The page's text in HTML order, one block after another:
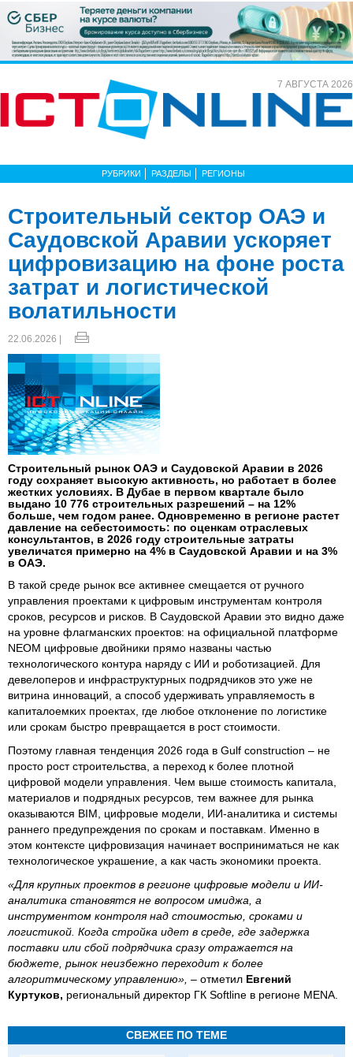
7 АВГУСТА 2026
РУБРИКИ РАЗДЕЛЫ РЕГИОНЫ
Строительный сектор ОАЭ и
Саудовской Аравии ускоряет
цифровизацию на фоне роста
затрат и логистической
волатильности
22.06.2026 |
Строительный рынок ОАЭ и Саудовской Аравии в 2026
году сохраняет высокую активность, но работает в более
жестких условиях. В Дубае в первом квартале было
выдано 10 776 строительных разрешений – на 12%
больше, чем годом ранее. Одновременно в регионе растет
давление на себестоимость: по оценкам отраслевых
консультантов, в 2026 году строительные затраты
увеличатся примерно на 4% в Саудовской Аравии и на 3%
в ОАЭ.
В такой среде рынок все активнее смещается от ручного
управления проектами к цифровым инструментам контроля
сроков, ресурсов и рисков. В Саудовской Аравии это видно даже
на уровне флагманских проектов: на официальной платформе
NEOM цифровые двойники прямо названы частью
технологического контура наряду с ИИ и роботизацией. Для
девелоперов и инфраструктурных подрядчиков это уже не
витрина инноваций, а способ удерживать управляемость в
капиталоемких проектах, где любое отклонение по логистике
или срокам быстро превращается в рост стоимости.
Поэтому главная тенденция 2026 года в Gulf construction – не
просто рост строительства, а переход к более плотной
цифровой модели управления. Чем выше стоимость капитала,
материалов и подрядных ресурсов, тем важнее для рынка
оказываются BIM, цифровые модели, ИИ-аналитика и системы
раннего предупреждения по срокам и поставкам. Именно в
этом контексте цифровизация начинает восприниматься не как
технологическое украшение, а как часть экономики проекта.
«Для крупных проектов в регионе цифровые модели и ИИ-
аналитика становятся не вопросом имиджа, а
инструментом контроля над стоимостью, сроками и
логистикой. Когда стройка идет в среде, где задержка
поставки или сбой подрядчика сразу отражается на
бюджете, рынок неизбежно переходит к более
алгоритмическому управлению», – отметил Евгений
Куртуков, региональный директор ГК Softline в регионе MENA.
СВЕЖЕЕ ПО ТЕМЕ